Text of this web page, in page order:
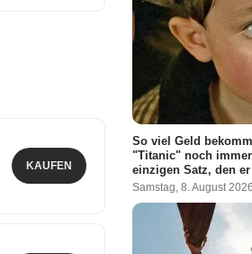
KAUFEN
So viel Geld
"Titanic" noch
einzigen Satz, den
Samstag, 8. August 2026